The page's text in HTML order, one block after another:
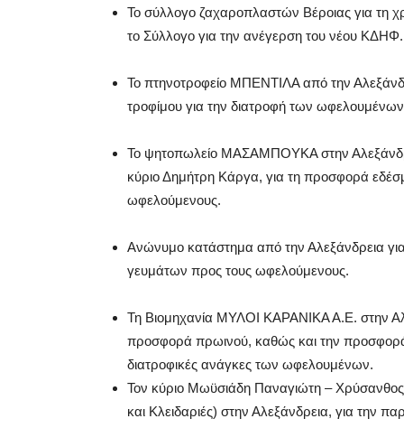
Το σύλλογο ζαχαροπλαστών Βέροιας για τη
το Σύλλογο για την ανέγερση του νέου ΚΔΗΦ.
Το πτηνοτροφείο ΜΠΕΝΤΙΛΑ από την
τροφίμου για την διατροφή των
Το ψητοπωλείο ΜΑΣΑΜΠΟΥΚΑ στην
κύριο Δημήτρη Κάργα, για τη προσφορά
ωφελούμενους.
Ανώνυμο κατάστημα από την Αλεξάνδρεια
γευμάτων προς τους ωφελούμενους.
Τη Βιομηχανία ΜΥΛΟΙ ΚΑΡΑΝΙΚΑ Α.Ε. στην
προσφορά πρωινού, καθώς και την προσφορά
διατροφικές ανάγκες των ωφελουμένων.
Τον κύριο Μωϋσιάδη Παναγιώτη – Χρύσανθος
και Κλειδαριές) στην Αλεξάνδρεια, για την